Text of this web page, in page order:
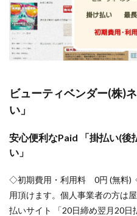
ビューティベンダー(株)
い」
安心便利なPaid 「掛払い(
い」
◇初期費用・利用料 0円 (無料)
用頂けます。個人事業者の方は
払いサイト 「20日締め翌月20